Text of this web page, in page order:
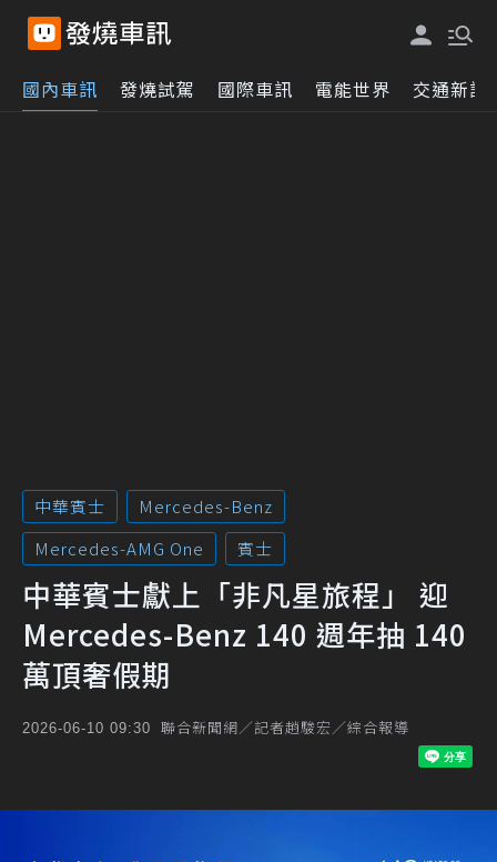
國內車訊 發燒試駕 國際車訊 電能世界 交通新訊
中華賓士
Mercedes-Benz
Mercedes-AMG One
賓士
中華賓士獻上「非凡星旅程」 迎
Mercedes-Benz 140 週年抽 140
萬頂奢假期
2026-06-10 09:30 聯合新聞網／記者趙駿宏／綜合報導